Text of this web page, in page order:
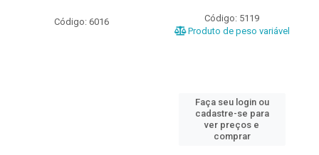
Código: 6016
Código: 5119
Produto de peso variável
Faça seu login ou
cadastre-se para
ver preços e
comprar